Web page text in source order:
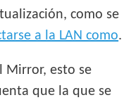
como se
a la LAN como.
Mirror, esto se
que la que se